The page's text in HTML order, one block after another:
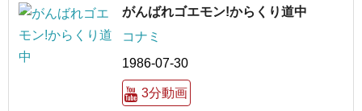
がんばれゴエモン!からくり道中
コナミ
1986-07-30
3分動画